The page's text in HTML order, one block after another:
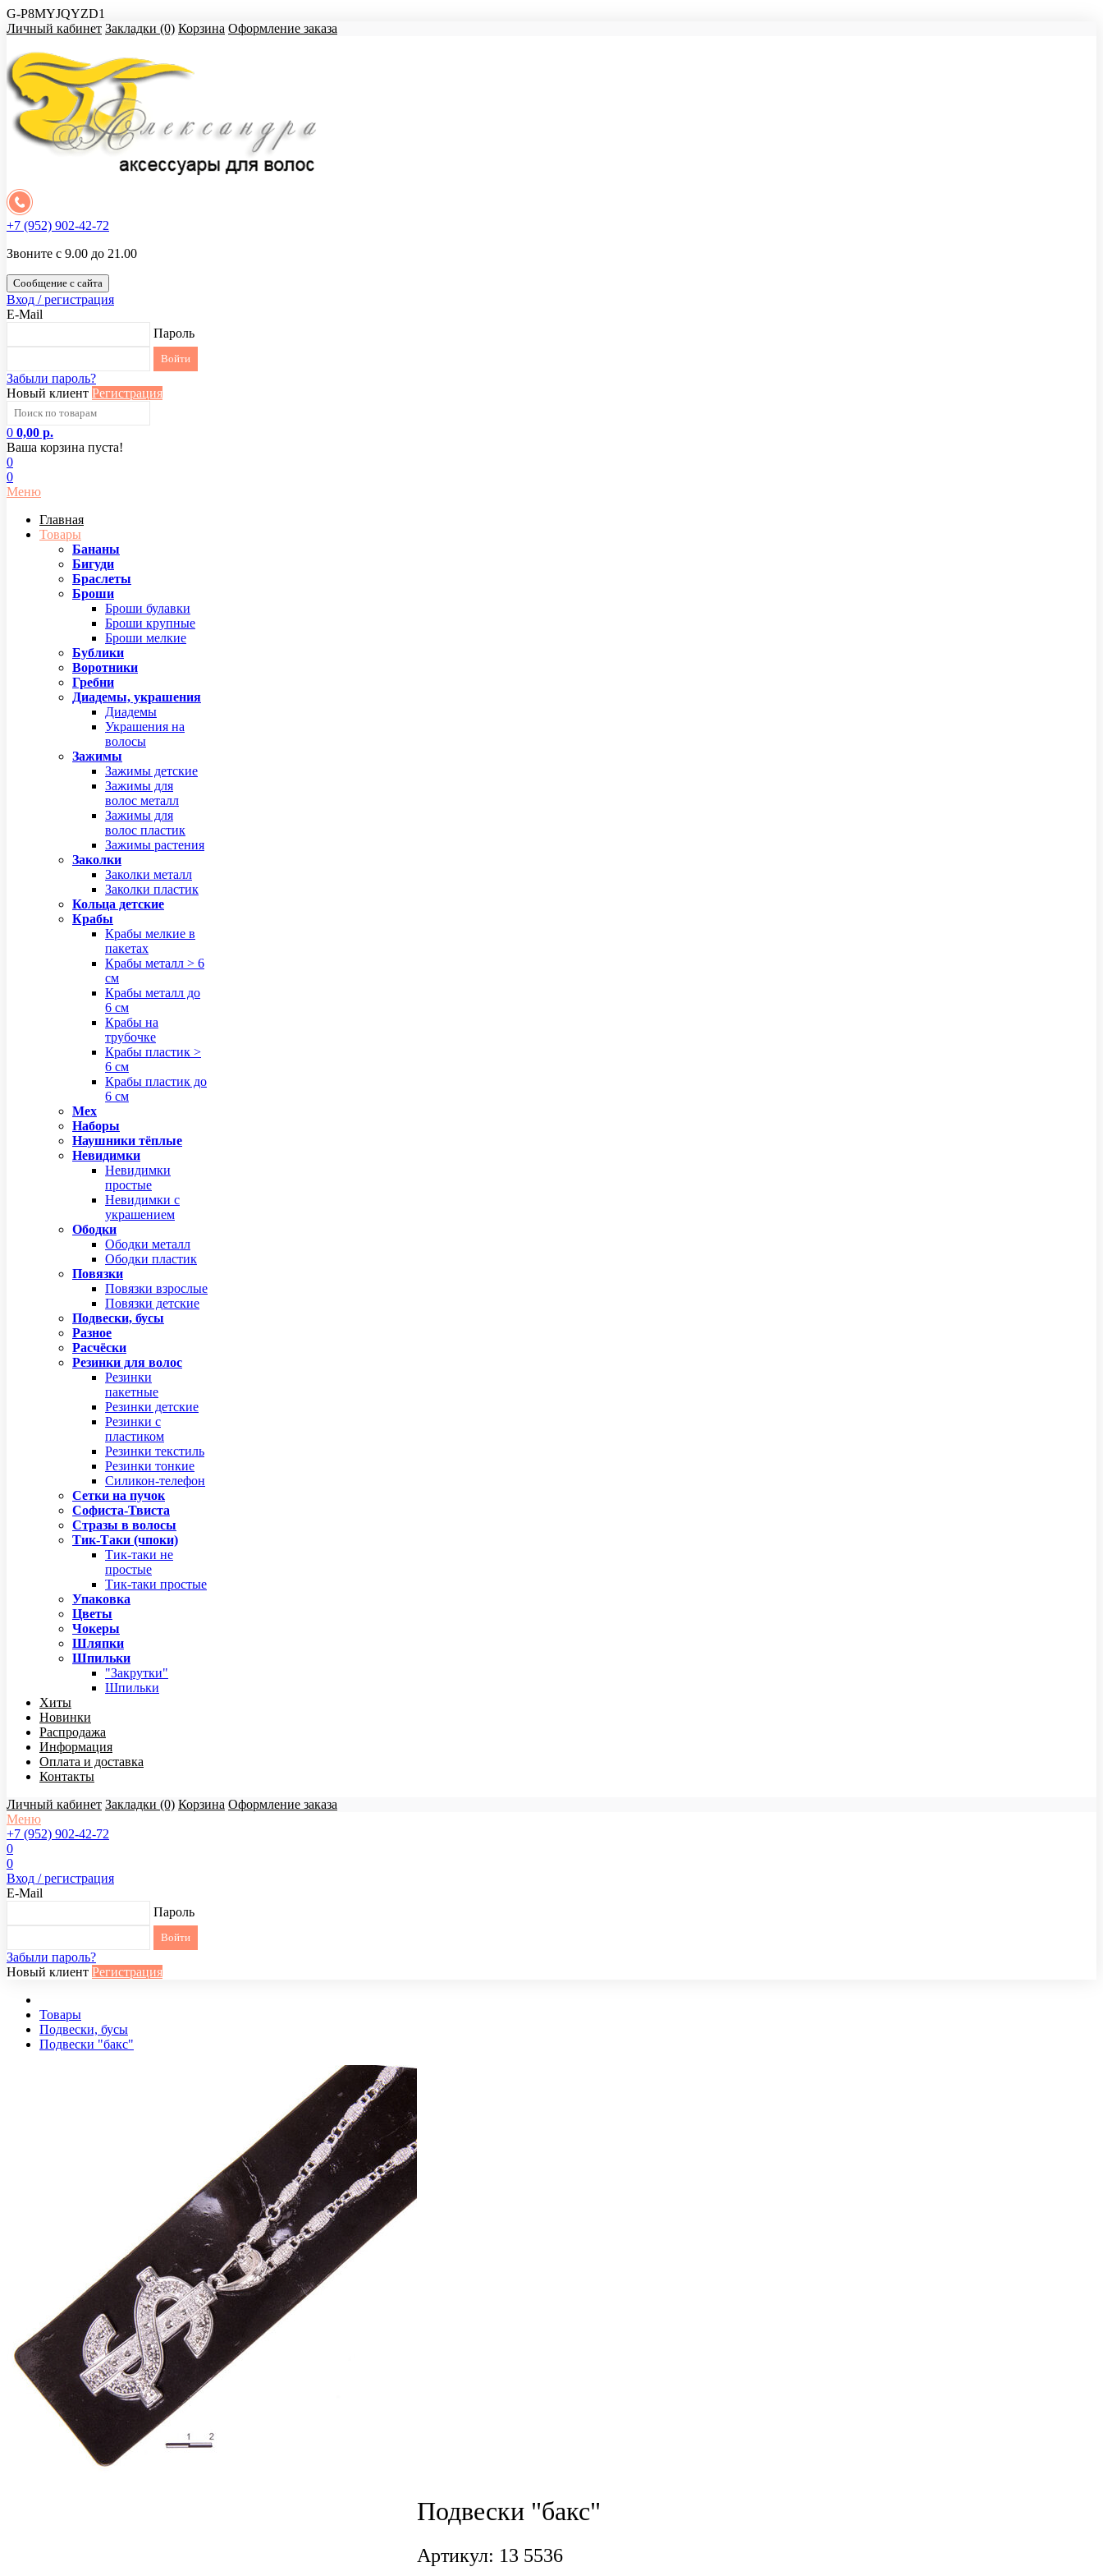
G-P8MYJQYZD1
Личный кабинет Закладки (0) Корзина Оформление заказа
+7 (952) 902-42-72
Звоните с 9.00 до 21.00
Сообщение с сайта
Вход / регистрация
E-Mail
Пароль
Забыли пароль?
Новый клиент Регистрация
0 0,00 р.
Ваша корзина пуста!
0
0
Меню
Главная
Товары
Бананы
Бигуди
Браслеты
Броши
Броши булавки
Броши крупные
Броши мелкие
Бублики
Воротники
Гребни
Диадемы, украшения
Диадемы
Украшения на
волосы
Зажимы
Зажимы детские
Зажимы для
волос металл
Зажимы для
волос пластик
Зажимы растения
Заколки
Заколки металл
Заколки пластик
Кольца детские
Крабы
Крабы мелкие в
пакетах
Крабы металл > 6
см
Крабы металл до
6 см
Крабы на
трубочке
Крабы пластик >
6 см
Крабы пластик до
6 см
Мех
Наборы
Наушники тёплые
Невидимки
Невидимки
простые
Невидимки с
украшением
Ободки
Ободки металл
Ободки пластик
Повязки
Повязки взрослые
Повязки детские
Подвески, бусы
Разное
Расчёски
Резинки для волос
Резинки
пакетные
Резинки детские
Резинки с
пластиком
Резинки текстиль
Резинки тонкие
Силикон-телефон
Сетки на пучок
Софиста-Твиста
Стразы в волосы
Тик-Таки (чпоки)
Тик-таки не
простые
Тик-таки простые
Упаковка
Цветы
Чокеры
Шляпки
Шпильки
"Закрутки"
Шпильки
Хиты
Новинки
Распродажа
Информация
Оплата и доставка
Контакты
Личный кабинет Закладки (0) Корзина Оформление заказа
Меню
+7 (952) 902-42-72
0
0
Вход / регистрация
E-Mail
Пароль
Забыли пароль?
Новый клиент Регистрация
Товары
Подвески, бусы
Подвески "бакс"
Подвески "бакс"
Артикул: 13 5536